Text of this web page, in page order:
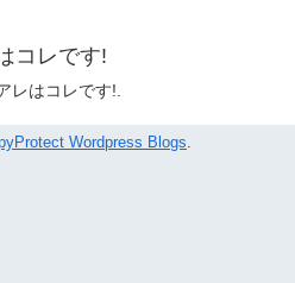
コレです!
レはコレです!.
Wordpress Blogs